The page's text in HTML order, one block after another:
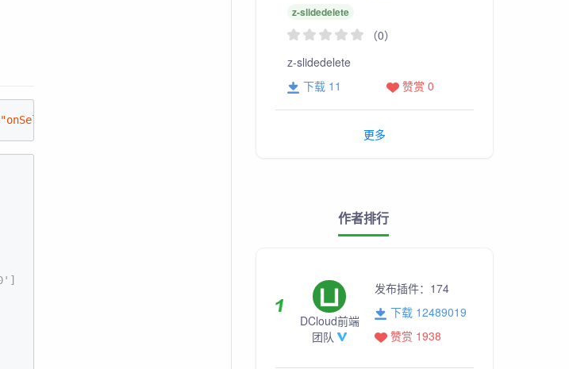
"onSelete"
z-slidedelete
（0）
z-slidedelete
下载 11
赞赏 0
更多
作者排行
DCloud前端
团队
发布插件： 174
下载 12489019
赞赏 1938